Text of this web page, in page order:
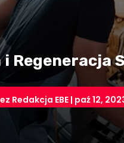
i Regeneracja
Redakcja EBE| paź 12,